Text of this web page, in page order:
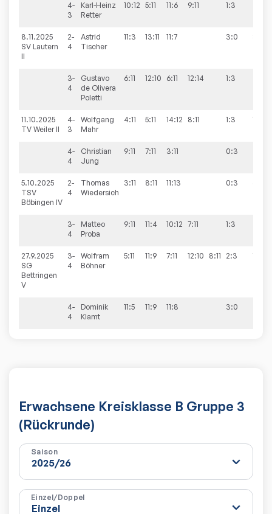
4-
3
Karl-Heinz
Retter
10:12 5:11 11:6 9:11 1:3
8.11.2025
SV Lautern
II
2-
4
Astrid
Tischer
11:3 13:11 11:7 3:0
3-
4
Gustavo
de Olivera
Poletti
6:11 12:10 6:11 12:14 1:3
11.10.2025
TV Weiler II
4-
3
Wolfgang
Mahr
4:11 5:11 14:12 8:11 1:3 1:9
4-
4
Christian
Jung
9:11 7:11 3:11 0:3
5.10.2025
TSV
Böbingen IV
2-
4
Thomas
Wiedersich
3:11 8:11 11:13 0:3
3-
4
Matteo
Proba
9:11 11:4 10:12 7:11 1:3
27.9.2025
SG
Bettringen
V
3-
4
Wolfram
Böhner
5:11 11:9 7:11 12:10 8:11 2:3 7:3
4-
4
Dominik
Klamt
11:5 11:9 11:8 3:0
Erwachsene Kreisklasse B Gruppe 3
(Rückrunde)
Saison
Einzel/Doppel